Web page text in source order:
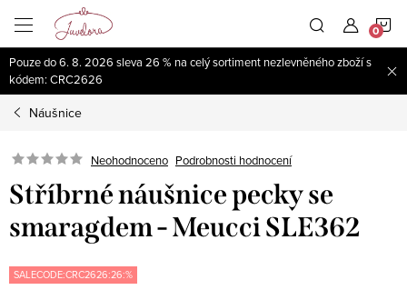
obsah
Pouze do 6. 8. 2026 sleva 26 % na celý sortiment nezlevněného zboží s
kódem: CRC2626
Náušnice
Neohodnoceno Podrobnosti hodnocení
Stříbrné náušnice pecky se
smaragdem - Meucci SLE362
SALECODE:CRC2626:26:%